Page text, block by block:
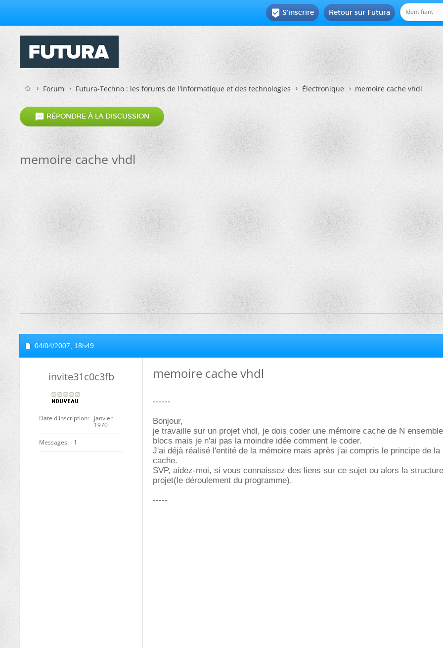
Retour sur Futura
 S'inscrire
Forum Futura-Techno : les forums de l'informatique et des technologies Électronique memoire cache vhdl
 RÉPONDRE À LA DISCUSSION
memoire cache vhdl
04/04/2007, 18h49
invite31c0c3fb
Date d'inscription
janvier
1970
Messages 1
memoire cache vhdl
------
Bonjour,
je travaille sur un projet vhdl, je dois coder une mémoire cache de N
blocs mais je n'ai pas la moindre idée comment le coder.
J'ai déjà réalisé l'entité de la mémoire mais après j'ai compris le principe de la
cache.
SVP, aidez-moi, si vous connaissez des liens sur ce sujet ou alors la
projet(le déroulement du programme).
-----